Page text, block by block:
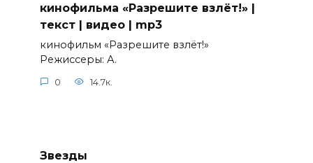
кинофильма «Разрешите взлёт!» |
текст | видео | mp3
кинофильм «Разрешите взлёт!»
Режиссеры: А.
0 14.7к.
Звезды